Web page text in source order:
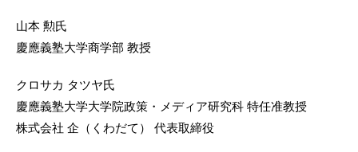
山本 勲氏
慶應義塾大学商学部 教授
クロサカ タツヤ氏
慶應義塾大学大学院政策・メディア研究科 特任准教授
株式会社 企（くわだて） 代表取締役